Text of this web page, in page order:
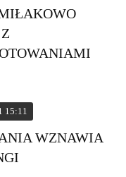
15:11
WZNAWIA